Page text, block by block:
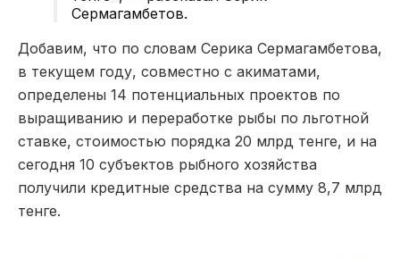
Сермагамбетов.
Добавим, что по словам Серика Сермагамбетова,
в текущем году, совместно с акиматами,
определены 14 потенциальных проектов по
выращиванию и переработке рыбы по льготной
ставке, стоимостью порядка 20 млрд тенге, и на
сегодня 10 субъектов рыбного хозяйства
получили кредитные средства на сумму 8,7 млрд
тенге.